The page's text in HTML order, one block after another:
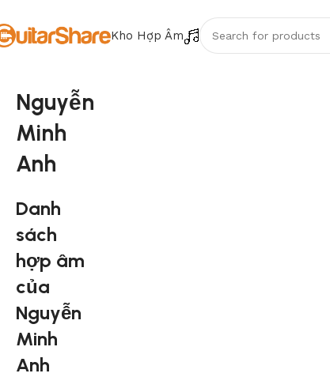
Kho Hợp Âm
Nguyễn
Minh
Anh
Danh
sách
hợp âm
của
Nguyễn
Minh
Anh